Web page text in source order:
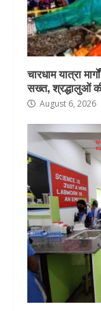
चारधाम यात्रा
सख्त, श्रद्धालुओं
August 6, 2026